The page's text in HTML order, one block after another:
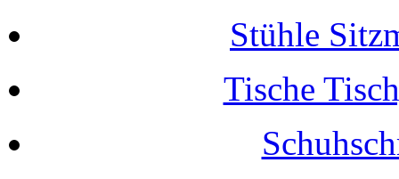
Stühle
Tische